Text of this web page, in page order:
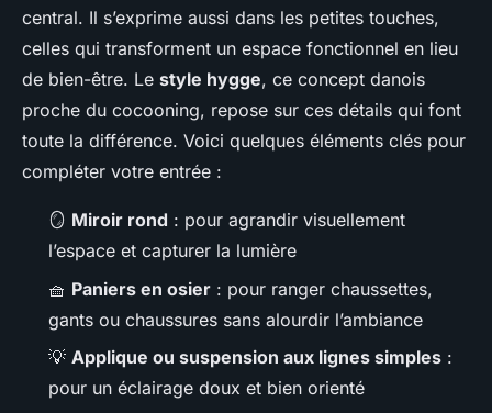
central. Il s’exprime aussi dans les petites touches,
celles qui transforment un espace fonctionnel en lieu
de bien-être. Le style hygge, ce concept danois
proche du cocooning, repose sur ces détails qui font
toute la différence. Voici quelques éléments clés pour
compléter votre entrée :
🪞 Miroir rond : pour agrandir visuellement
l’espace et capturer la lumière
🧺 Paniers en osier : pour ranger chaussettes,
gants ou chaussures sans alourdir l’ambiance
💡 Applique ou suspension aux lignes simples :
pour un éclairage doux et bien orienté